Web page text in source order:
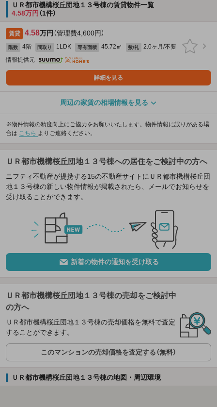
ＵＲ都市機構桜丘団地１３号棟の賃貸物件一覧
4.58万円 （1件）
賃貸 4.58万円 （管理費4,600円）
階数 4階 間取り 1LDK 専有面積 45.72㎡ 敷/礼
2.0ヶ月/不要
情報提供元
詳細を見る
周辺の家賃の相場情報を見る
※物件情報の精度向上にご協力をお願いいたします。物件情報に誤りがある場
合は こちら よりご連絡ください。
ＵＲ都市機構桜丘団地１３号棟への居住をご検討中の方へ
ニフティ不動産が提携する15の不動産サイトにＵＲ都市機構桜丘団
地１３号棟の新しい物件情報が掲載されたら、メールでお知らせを
受け取ることができます。
新着の物件の通知を受け取る
ＵＲ都市機構桜丘団地１３号棟の売却をご検討中
の方へ
ＵＲ都市機構桜丘団地１３号棟の売却価格を無料で査定
することができます。
このマンションの売却価格を査定する（無料）
ＵＲ都市機構桜丘団地１３号棟の地図・周辺環境